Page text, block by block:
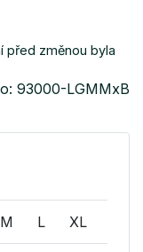
před změnou byla
93000-LGMMxB
M L XL